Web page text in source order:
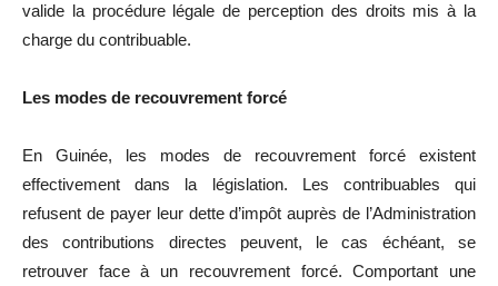
valide la procédure légale de perception des droits mis à la
charge du contribuable.
Les modes de recouvrement forcé
En Guinée, les modes de recouvrement forcé existent
effectivement dans la législation. Les contribuables qui
refusent de payer leur dette d’impôt auprès de l’Administration
des contributions directes peuvent, le cas échéant, se
retrouver face à un recouvrement forcé. Comportant une